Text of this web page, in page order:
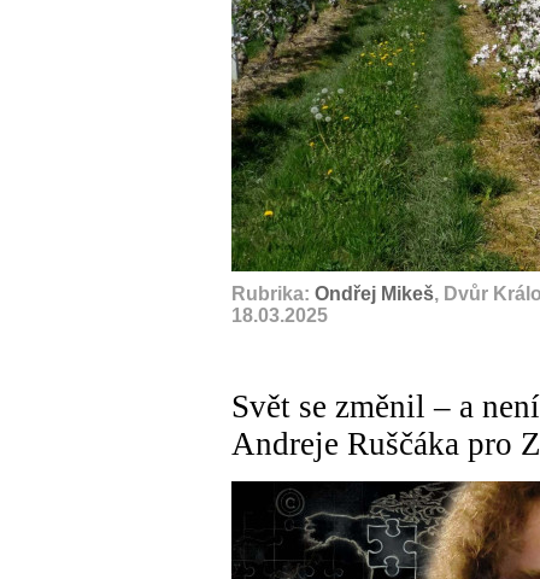
Rubrika: Ondřej Mikeš, Dvůr
18.03.2025
Svět se změnil – a
Andreje Ruščáka pro